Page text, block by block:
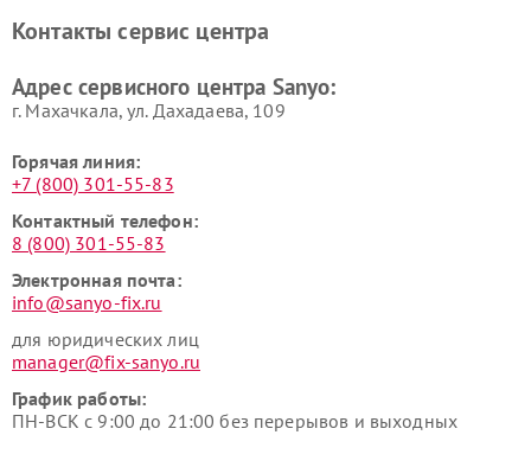
Контакты сервис центра
Адрес сервисного центра Sanyo:
г. Махачкала, ул. Дахадаева, 109
Горячая линия:
+7 (800) 301-55-83
Контактный телефон:
8 (800) 301-55-83
Электронная почта:
info@sanyo-fix.ru
для юридических лиц
manager@fix-sanyo.ru
График работы:
ПН-ВСК с 9:00 до 21:00 без перерывов и выходных